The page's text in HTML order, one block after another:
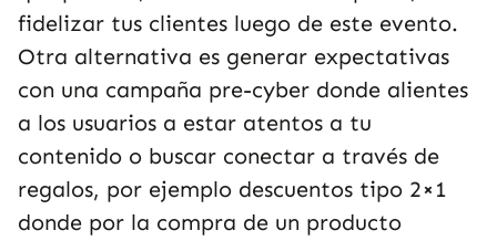
fidelizar tus clientes luego de este evento.
Otra alternativa es generar expectativas
con una campaña pre-cyber donde alientes
a los usuarios a estar atentos a tu
contenido o buscar conectar a través de
regalos, por ejemplo descuentos tipo 2×1
donde por la compra de un producto